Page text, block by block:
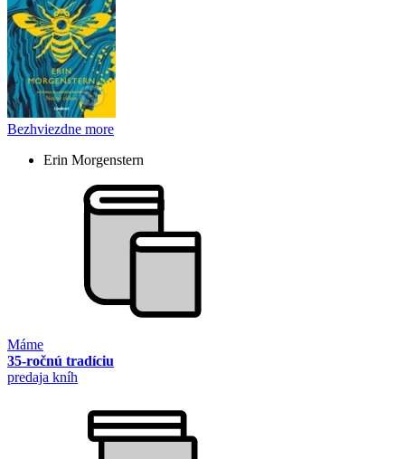
Bezhviezdne more
Erin Morgenstern
Máme
35-ročnú tradíciu
predaja kníh